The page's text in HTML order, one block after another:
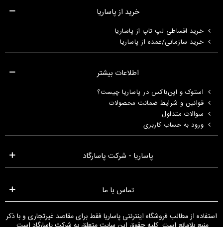
خرید از پاساریا
خرید اقساطی لپ تاپ از پاساریا
خرید سازمانی/عمده از پاساریا
اطلاعات بیشتر
استوک و اپن‌باکس در پاساریا چیست؟
قوانین و شرایط ضمانت محصولات
سوالات متداول
ورود به حساب کاربری
پاساریا - شرکت پاسارگاد
تماس با ما
استفاده از مطالب فروشگاه اینترنتی پاساریا فقط برای مقاصد غیرتجاری و با ذکر